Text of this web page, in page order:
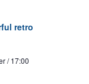
retro
/ 17:00